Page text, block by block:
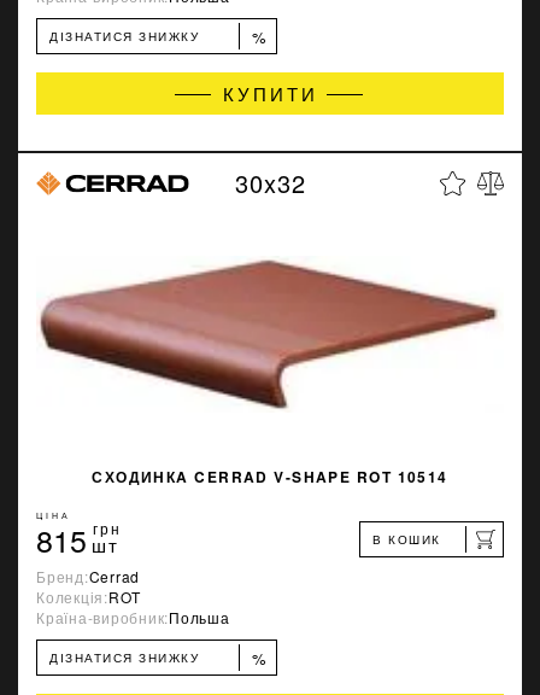
ДІЗНАТИСЯ ЗНИЖКУ %
КУПИТИ
30x32
СХОДИНКA CERRAD V-SHAPE ROT 10514
ЦІНА
815 грн
шт В КОШИК
Бренд:Cerrad
Колекція:ROT
Країна-виробник:Польша
ДІЗНАТИСЯ ЗНИЖКУ %